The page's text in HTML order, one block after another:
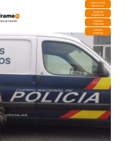
DESCARGA
MIRAPLAY
Buzón de
Sugerencias
Contratar
Publicidad
Contacto
Comercial